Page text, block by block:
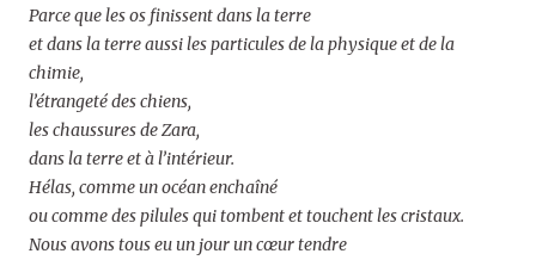
Parce que les os finissent dans la terre
et dans la terre aussi les particules de la physique et de la
chimie,
l’étrangeté des chiens,
les chaussures de Zara,
dans la terre et à l’intérieur.
Hélas, comme un océan enchaîné
ou comme des pilules qui tombent et touchent les cristaux.
Nous avons tous eu un jour un cœur tendre